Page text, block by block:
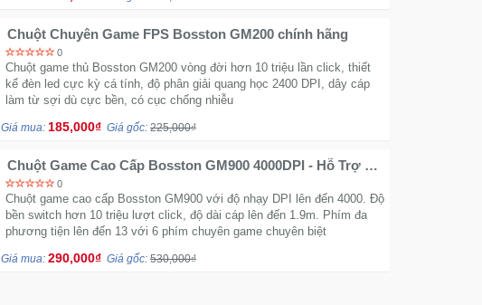
Chuột Chuyên Game FPS Bosston GM200 chính hãng
0
Chuột game thủ Bosston GM200 vòng đời hơn 10 triệu lần click, thiết
kế đèn led cực kỳ cá tính, độ phân giải quang học 2400 DPI, dây cáp
làm từ sợi dù cực bền, có cục chống nhiễu
Giá mua: 185,000₫ Giá gốc: 225,000₫
Chuột Game Cao Cấp Bosston GM900 4000DPI - Hỗ Trợ 6
Phím Game Chuyên Biệt
0
Chuột game cao cấp Bosston GM900 với độ nhạy DPI lên đến 4000. Độ
bền switch hơn 10 triệu lượt click, độ dài cáp lên đến 1.9m. Phím đa
phương tiện lên đến 13 với 6 phím chuyên game chuyên biệt
Giá mua: 290,000₫ Giá gốc: 530,000₫